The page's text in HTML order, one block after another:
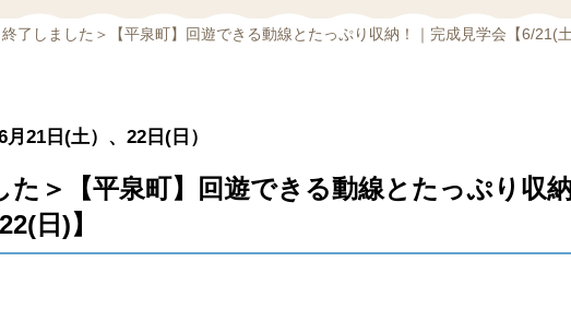
了しました＞【平泉町】回遊できる動線とたっぷり収納！｜完成見学会【6/21(
月21日(土）、22日(日）
た＞【平泉町】回遊できる動線とたっぷり収
日)】